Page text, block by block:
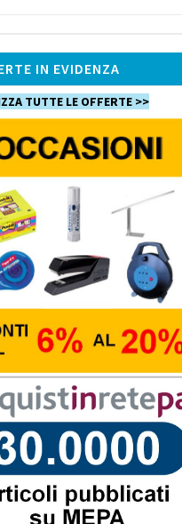
IN EVIDENZA
TUTTE LE OFFERTE >>